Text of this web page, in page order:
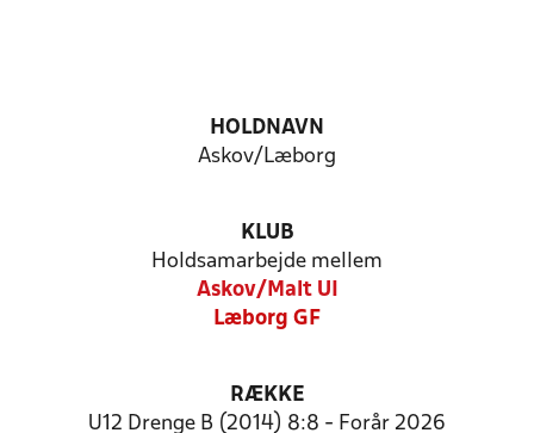
HOLDNAVN
Askov/Læborg
KLUB
Holdsamarbejde mellem
Askov/Malt UI
Læborg GF
RÆKKE
U12 Drenge B (2014) 8:8 - Forår 2026